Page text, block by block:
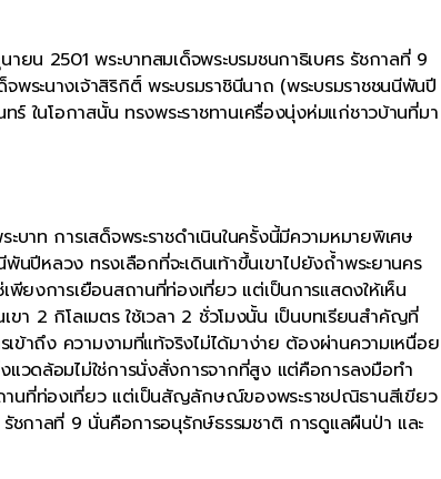
น 2501 พระบาทสมเด็จพระบรมชนกาธิเบศร รัชกาลที่ 9
พระนางเจ้าสิริกิติ์ พระบรมราชินีนาถ (พระบรมราชชนนีพันปี
ในโอกาสนั้น ทรงพระราชทานเครื่องนุ่งห่มแก่ชาวบ้านที่มา
าท การเสด็จพระราชดำเนินในครั้งนี้มีความหมายพิเศษ
นปีหลวง ทรงเลือกที่จะเดินเท้าขึ้นเขาไปยังถ้ำพระยานคร
ยงการเยือนสถานที่ท่องเที่ยว แต่เป็นการแสดงให้เห็น
ขา 2 กิโลเมตร ใช้เวลา 2 ชั่วโมงนั้น เป็นบทเรียนสำคัญที่
เข้าถึง ความงามที่แท้จริงไม่ได้มาง่าย ต้องผ่านความเหนื่อย
แวดล้อมไม่ใช่การนั่งสั่งการจากที่สูง แต่คือการลงมือทำ
านที่ท่องเที่ยว แต่เป็นสัญลักษณ์ของพระราชปณิธานสีเขียว
ชกาลที่ 9 นั่นคือการอนุรักษ์ธรรมชาติ การดูแลผืนป่า และ